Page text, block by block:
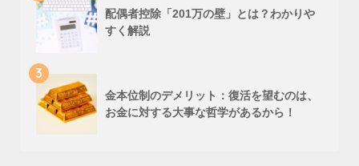
配偶者控除「201万の壁」とは？わかりや
すく解説
3
金本位制のデメリット：復活を望むのは、
お金に対する大事な哲学があるから！